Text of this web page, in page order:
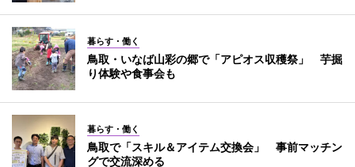
暮らす・働く
鳥取・いなば山彩の郷で「アピオス収穫祭」 芋掘
り体験や食事会も
暮らす・働く
鳥取で「スキル＆アイテム交換会」 事前マッチン
グで交流深める